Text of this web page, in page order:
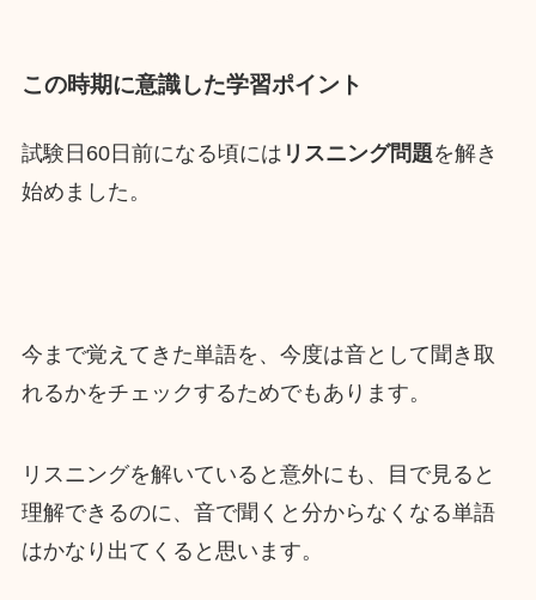
この時期に意識した学習ポイント
試験日60日前になる頃には リスニング問題を解き
始めました。
今まで覚えてきた単語を、今度は音として聞き取
れるかをチェックするためでもあります。
リスニングを解いていると意外にも、目で見ると
理解できるのに、音で聞くと分からなくなる単語
はかなり出てくると思います。